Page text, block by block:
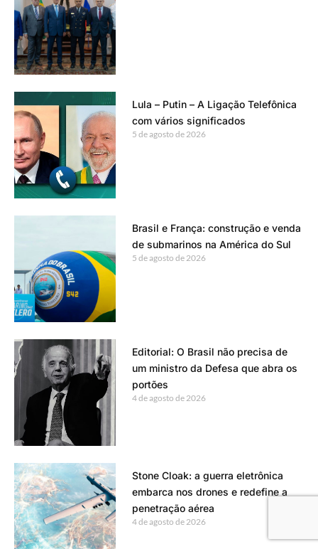
Lula – Putin – A Ligação Telefônica
com vários significados
5 de agosto de 2026
Brasil e França: construção e venda
de submarinos na América do Sul
5 de agosto de 2026
Editorial: O Brasil não precisa de
um ministro da Defesa que abra os
portões
4 de agosto de 2026
Stone Cloak: a guerra eletrônica
embarca nos drones e redefine a
penetração aérea
4 de agosto de 2026